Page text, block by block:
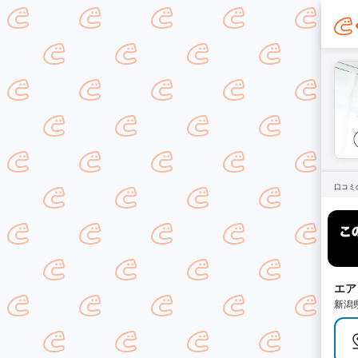
口コミ
エ
新潟